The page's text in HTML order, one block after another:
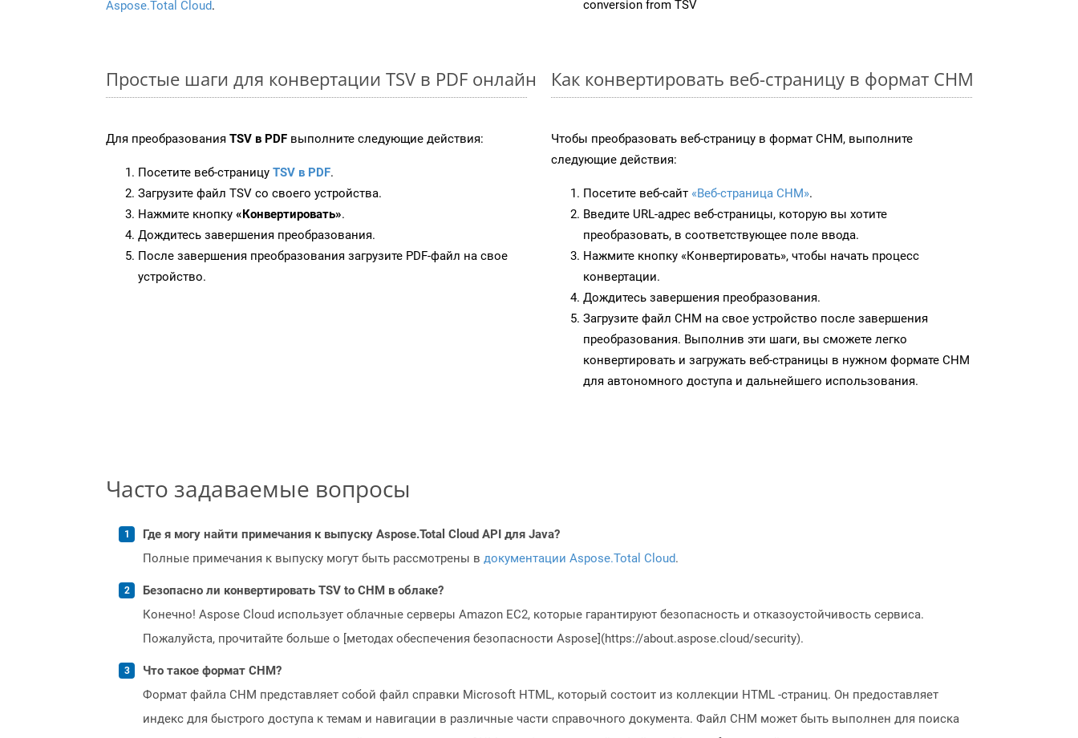
Aspose.Total Cloud.
conversion from TSV
Простые шаги для конвертации TSV в PDF онлайн
Для преобразования TSV в PDF выполните следующие действия:
Посетите веб-страницу TSV в PDF.
Загрузите файл TSV со своего устройства.
Нажмите кнопку «Конвертировать».
Дождитесь завершения преобразования.
После завершения преобразования загрузите PDF-файл на свое
устройство.
Как конвертировать веб-страницу в формат CHM
Чтобы преобразовать веб-страницу в формат CHM, выполните
следующие действия:
Посетите веб-сайт «Веб-страница CHM».
Введите URL-адрес веб-страницы, которую вы хотите
преобразовать, в соответствующее поле ввода.
Нажмите кнопку «Конвертировать», чтобы начать процесс
конвертации.
Дождитесь завершения преобразования.
Загрузите файл CHM на свое устройство после завершения
преобразования. Выполнив эти шаги, вы сможете легко
конвертировать и загружать веб-страницы в нужном формате CHM
для автономного доступа и дальнейшего использования.
Часто задаваемые вопросы
Где я могу найти примечания к выпуску Aspose.Total Cloud API для Java?
Полные примечания к выпуску могут быть рассмотрены в документации Aspose.Total Cloud.
Безопасно ли конвертировать TSV to CHM в облаке?
Конечно! Aspose Cloud использует облачные серверы Amazon EC2, которые гарантируют безопасность и отказоустойчивость сервиса.
Пожалуйста, прочитайте больше о [методах обеспечения безопасности Aspose](https://about.aspose.cloud/security).
Что такое формат CHM?
Формат файла CHM представляет собой файл справки Microsoft HTML, который состоит из коллекции HTML -страниц. Он предоставляет
индекс для быстрого доступа к темам и навигации в различные части справочного документа. Файл CHM может быть выполнен для поиска